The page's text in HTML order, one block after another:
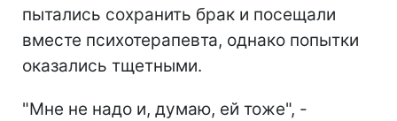
пытались сохранить брак и посещали
вместе психотерапевта, однако попытки
оказались тщетными.
"Мне не надо и, думаю, ей тоже", -